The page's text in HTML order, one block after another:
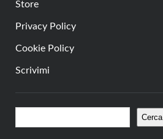
Store
Privacy Policy
Cookie Policy
Scrivimi
Barra
laterale
Cerca